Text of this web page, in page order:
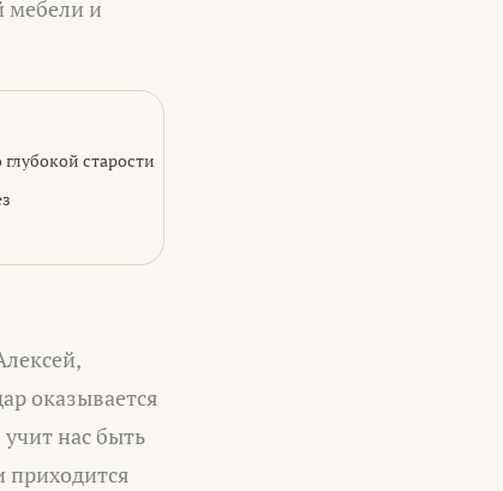
мебели и
старости
оказывается
нас быть